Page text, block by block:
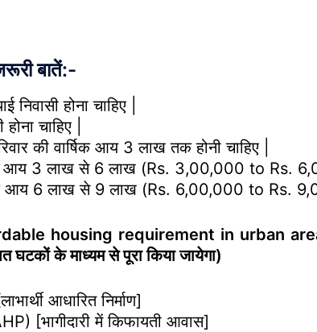
बातें:-
होना चाहिए |
चाहिए |
की वार्षिक आय 3 लाख तक होनी चाहिए |
आय 3 लाख से 6 लाख (Rs. 3,00,000 to Rs.
आय 6 लाख से 9 लाख (Rs. 6,00,000 to Rs.
housing requirement in urban
घटकों के माध्यम से पूरा किया जायेगा)
आधारित निर्माण]
[भागीदारी में किफायती आवास]